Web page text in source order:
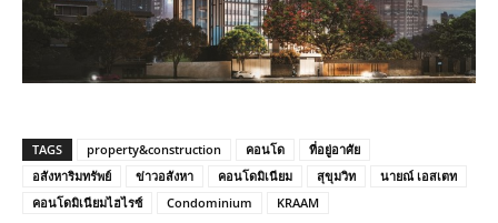
TAGS property&construction คอนโด
ที่อยู่อาศัย
อสังหาริมทรัพย์
ข่าวอสังหา คอนโดมิเนียม สุขุมวิท
นายณ์ เอสเตท
คอนโดมิเนียมไฮไรซ์
Condominium KRAAM